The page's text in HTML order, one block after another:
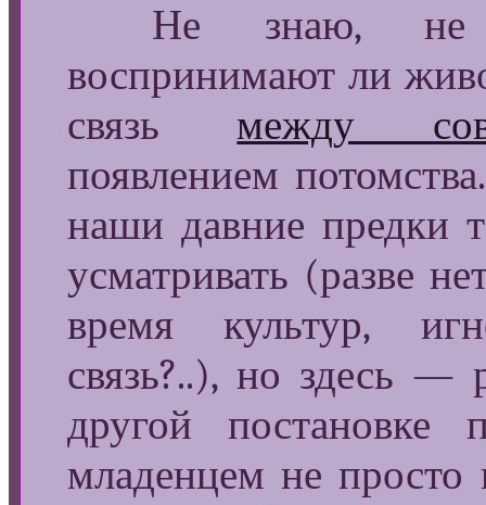
Не знаю, не
воспринимают ли
связь между
появлением
наши давние предки
усматривать (разве
время культур,
связь?..), но здесь —
другой постановке
младенцем не просто